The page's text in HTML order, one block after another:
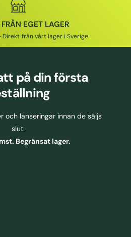
EGET LAGER
Direkt från vårt lager i Sverige
på din första
och lanseringar innan de säljs
slut.
Begränsat lager.